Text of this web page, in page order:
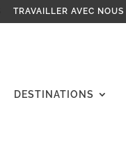
TRAVAILLER AVEC NOUS
DESTINATIONS